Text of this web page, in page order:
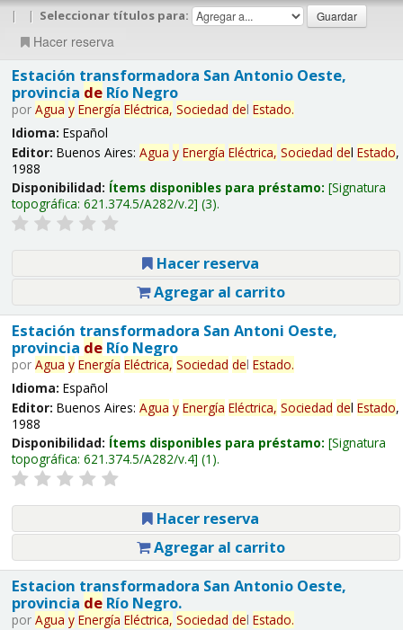
| | Seleccionar títulos para:
Hacer reserva
Estación transformadora San Antonio Oeste,
provincia deRío Negro
por Agua y Energía Eléctrica, Sociedad del Estado.
Idioma: Español
Editor: Buenos Aires: Agua y Energía Eléctrica, Sociedad del Estado,
1988
Disponibilidad: Ítems disponibles para préstamo: Signatura
topográfica: 621.374.5/A282/v.2 (3).
Hacer reserva
Agregar al carrito
Estación transformadora San Antoni Oeste,
provincia deRío Negro
por Agua y Energía Eléctrica, Sociedad del Estado.
Idioma: Español
Editor: Buenos Aires: Agua y Energía Eléctrica, Sociedad del Estado,
1988
Disponibilidad: Ítems disponibles para préstamo: Signatura
topográfica: 621.374.5/A282/v.4 (1).
Hacer reserva
Agregar al carrito
Estacion transformadora San Antonio Oeste,
provincia deRío Negro.
por Agua y Energía Eléctrica, Sociedad del Estado.